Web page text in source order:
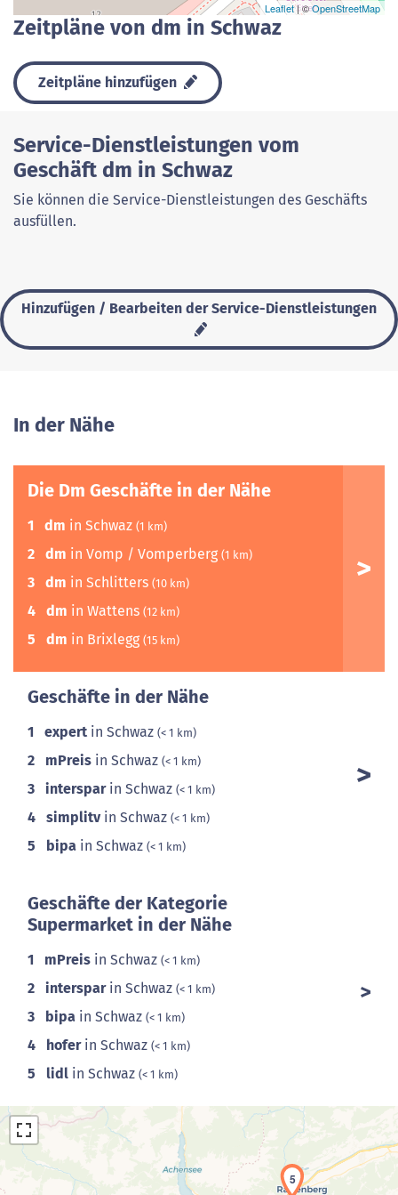
Leaflet| ©OpenStreetMap
Zeitpläne von dm in Schwaz
Zeitpläne hinzufügen
Service-Dienstleistungen vom
Geschäft dm in Schwaz
Sie können die Service-Dienstleistungen des Geschäfts
ausfüllen.
Hinzufügen / Bearbeiten der Service-Dienstleistungen
In der Nähe
Die Dm Geschäfte in der Nähe
1 dm in Schwaz (1 km)
2 dm in Vomp / Vomperberg (1 km)
3 dm in Schlitters (10 km)
4 dm in Wattens (12 km)
5 dm in Brixlegg (15 km)
Geschäfte in der Nähe
1 expert in Schwaz (< 1 km)
2 mPreis in Schwaz (< 1 km)
3 intersparin Schwaz (< 1 km)
4 simplitvin Schwaz (< 1 km)
5 bipa in Schwaz (< 1 km)
Geschäfte der Kategorie
Supermarket in der Nähe
1 mPreis in Schwaz (< 1 km)
2 intersparin Schwaz (< 1 km)
3 bipa in Schwaz (< 1 km)
4 hoferin Schwaz (< 1 km)
5 lidl in Schwaz (< 1 km)
5